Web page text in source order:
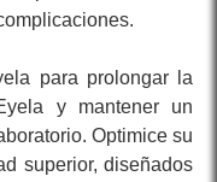
para prolongar la
y mantener un
Optimice su
superior, diseñados